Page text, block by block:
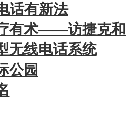
话有新法
有术——访捷克
无线电话系统
公园